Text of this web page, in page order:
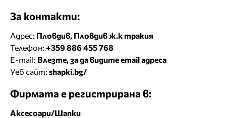
За контакти:
Адрес: Пловдив, Пловдив ж.к тракия
Телефон: +359 886 455 768
E-mail: Влезте, за да видите email адреса
Уеб сайт: shapki.bg/
Фирмата е регистрирана в:
Аксесоари/Шапки